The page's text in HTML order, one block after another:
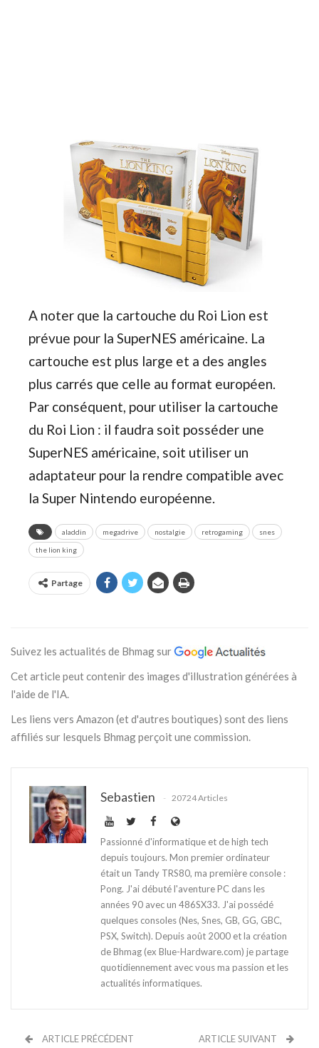
A noter que la cartouche du Roi Lion est
prévue pour la SuperNES américaine. La
cartouche est plus large et a des angles
plus carrés que celle au format européen.
Par conséquent, pour utiliser la cartouche
du Roi Lion : il faudra soit posséder une
SuperNES américaine, soit utiliser un
adaptateur pour la rendre compatible avec
la Super Nintendo européenne.
aladdin megadrive nostalgie retrogaming snes
the lion king
Partage
Suivez les actualités de Bhmag sur
Cet article peut contenir des images d'illustration générées à
l'aide de l'IA.
Les liens vers Amazon (et d'autres boutiques) sont des liens
affiliés sur lesquels Bhmag perçoit une commission.
Sebastien 20724 Articles
Passionné d'informatique et de high tech
depuis toujours. Mon premier ordinateur
était un Tandy TRS80, ma première console :
Pong. J'ai débuté l'aventure PC dans les
années 90 avec un 486SX33. J'ai possédé
quelques consoles (Nes, Snes, GB, GG, GBC,
PSX, Switch). Depuis août 2000 et la création
de Bhmag (ex Blue-Hardware.com) je partage
quotidiennement avec vous ma passion et les
actualités informatiques.
ARTICLE PRÉCÉDENT ARTICLE SUIVANT